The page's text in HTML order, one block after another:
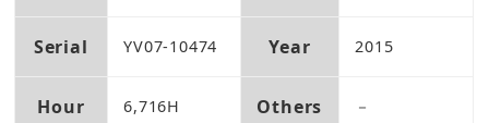
Serial YV07-10474 Year 2015
Hour 6,716H Others －